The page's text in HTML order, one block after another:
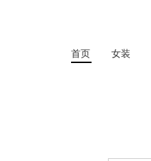
首页 女装
首页